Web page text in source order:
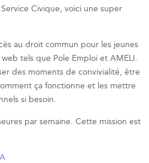
Civique, voici une super
au droit commun pour les jeunes
tels que Pole Emploi et AMELI.
des moments de convivialité, être
ça fonctionne et les mettre
si besoin.
par semaine. Cette mission est